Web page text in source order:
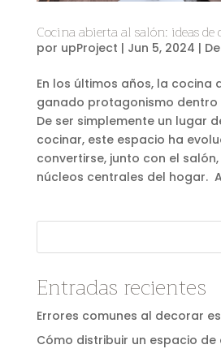
Cocina abierta al salón: ideas de
por upProject | Jun 5, 2024 |
En los últimos años, la cocina
ganado protagonismo dentro
De ser simplemente un lugar
cocinar, este espacio ha
convertirse, junto con el
núcleos centrales del hogar.
Entradas recientes
Errores comunes al decorar
Cómo distribuir un espacio